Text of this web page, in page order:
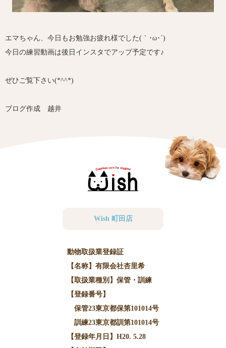
エマちゃん、今日もお勉強お疲れ様でした(｀･ω･´)ゞ
今日の練習動画は後日インスタでアップ予定です♪
ぜひご覧下さい(*^^*)
ブログ作成 越井
Wish 町田店
動物取扱業登録証
【名称】有限会社杏里希
【取扱業種別】保管・訓練
【登録番号】
保管23東京都保第101014号
訓練23東京都訓第101014号
【登録年月日】H20. 5.28